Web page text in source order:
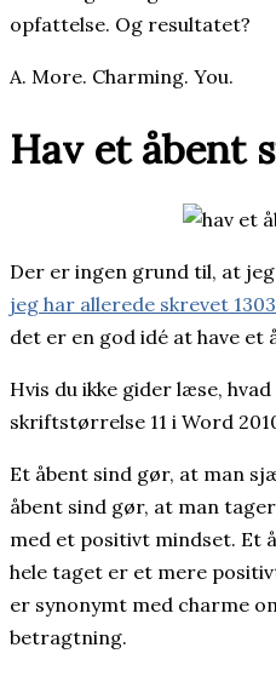
opfattelse. Og resultatet?
A. More. Charming. You.
Hav et åbent
Der er ingen grund til, at
jeg har allerede skrevet
det er en god idé at have et
Hvis du ikke gider læse,
skriftstørrelse 11 i Word
Et åbent sind gør, at man
åbent sind gør, at man
med et positivt mindset. Et
hele taget er et mere
er synonymt med charme
betragtning.